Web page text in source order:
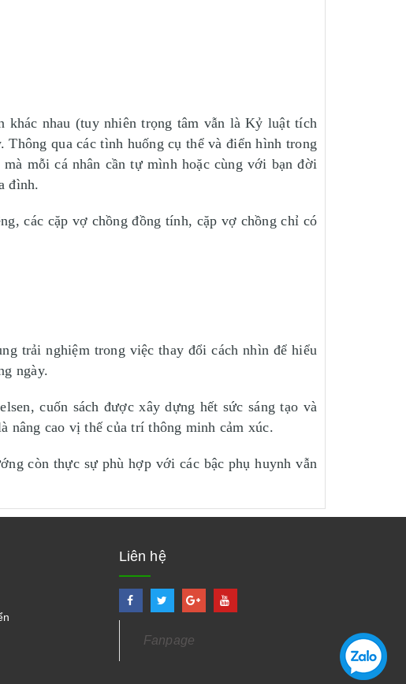
khác nhau (tuy nhiên trọng tâm vẫn là Kỷ luật tích
Thông qua các tình huống cụ thể và điển hình trong
mỗi cá nhân cần tự mình hoặc cùng với bạn đời
đình.
các cặp vợ chồng đồng tính, cặp vợ chồng chỉ có
trải nghiệm trong việc thay đổi cách nhìn để hiểu
ngày.
cuốn sách được xây dựng hết sức sáng tạo và
nâng cao vị thế của trí thông minh cảm xúc.
còn thực sự phù hợp với các bậc phụ huynh vẫn
Liên hệ
Fanpage